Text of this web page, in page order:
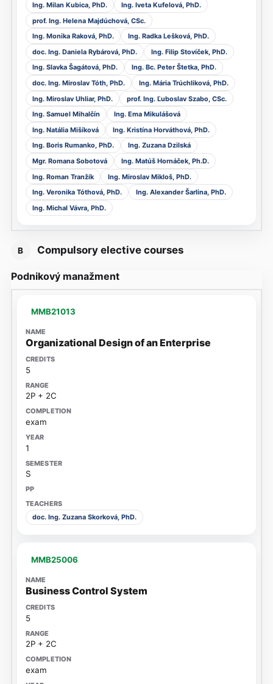
Ing. Milan Kubica, PhD.
Ing. Iveta Kufelová, PhD.
prof. Ing. Helena Majdúchová, CSc.
Ing. Monika Raková, PhD.
Ing. Radka Lešková, PhD.
doc. Ing. Daniela Rybárová, PhD.
Ing. Filip Stovíček, PhD.
Ing. Slavka Šagátová, PhD.
Ing. Bc. Peter Štetka, PhD.
doc. Ing. Miroslav Tóth, PhD.
Ing. Mária Trúchliková, PhD.
Ing. Miroslav Uhliar, PhD.
prof. Ing. Ľuboslav Szabo, CSc.
Ing. Samuel Mihalčín
Ing. Ema Mikulášová
Ing. Natália Mišíková
Ing. Kristína Horváthová, PhD.
Ing. Boris Rumanko, PhD.
Ing. Zuzana Dzilská
Mgr. Romana Sobotová
Ing. Matúš Hornáček, Ph.D.
Ing. Roman Tranžík
Ing. Miroslav Mikloš, PhD.
Ing. Veronika Tóthová, PhD.
Ing. Alexander Šarlina, PhD.
Ing. Michal Vávra, PhD.
B Compulsory elective courses
Podnikový manažment
MMB21013
Organizational Design of an Enterprise
5
2P + 2C
exam
1
S
doc. Ing. Zuzana Skorková, PhD.
MMB25006
Business Control System
5
2P + 2C
exam